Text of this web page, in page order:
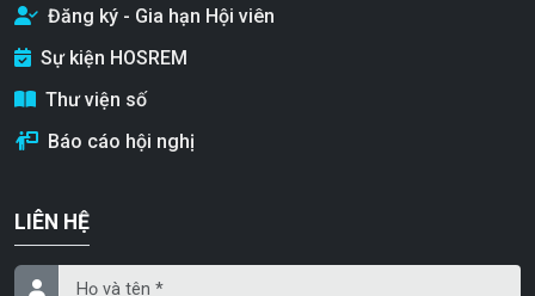
Đăng ký - Gia hạn Hội viên
Sự kiện HOSREM
Thư viện số
Báo cáo hội nghị
LIÊN HỆ